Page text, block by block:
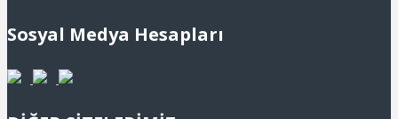
Sosyal Medya Hesapları